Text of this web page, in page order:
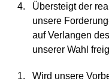
Übersteigt der
unsere
auf Verlangen
unserer Wahl
Wird unsere